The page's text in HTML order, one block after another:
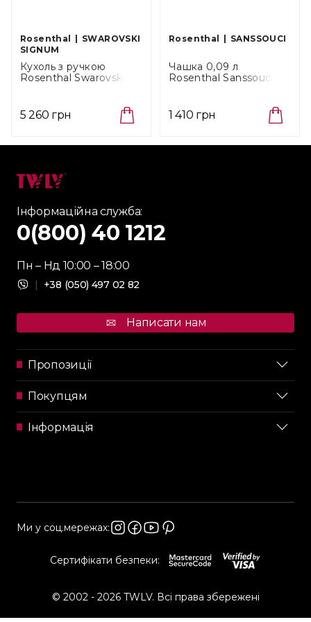
Rosenthal
SWAROVSKI
SIGNUM
Кухоль з ручкою
Rosenthal Swarovski
15505)
5 260 грн
Rosenthal SANSSOUCI
Чашка 0,09 л
Rosenthal Sanssouci
14722)
1 410 грн
Інформаційна служба:
0(800) 40 1212
Пн – Нд 10:00 – 18:00
| +38 (050) 497 02 82
Написати нам
Пропозиції
Покупцям
Інформація
Сертифікати безпеки:
Ми у соц.мережах:
© 2002 - 2026 TWLV. Всі права збережені